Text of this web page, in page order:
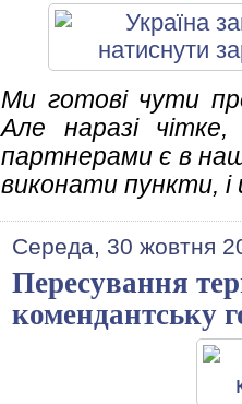
Ми готові чути
Але наразі
партнерами є в
виконати пункти,
Середа, 30 жовтня
Пересування
комендантську